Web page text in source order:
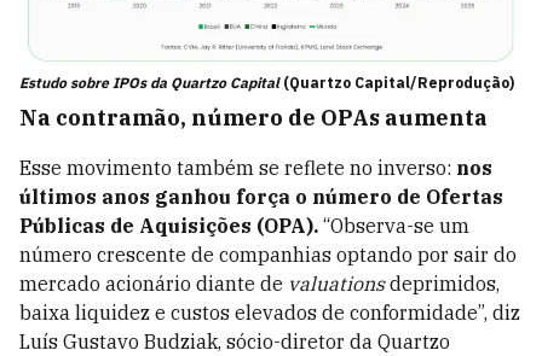
Estudo sobre IPOs da Quartzo Capital(Quartzo Capital/Reprodução)
Na contramão, número de OPAs aumenta
Esse movimento também se reflete no inverso: nos
últimos anos ganhou força o número de Ofertas
Públicas de Aquisições (OPA). “Observa-se um
número crescente de companhias optando por sair do
mercado acionário diante de valuationsdeprimidos,
baixa liquidez e custos elevados de conformidade”, diz
Luís Gustavo Budziak, sócio-diretor da Quartzo